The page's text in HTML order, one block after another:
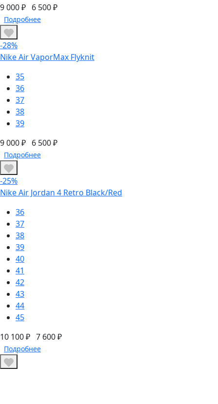
9 000 ₽ 6 500 ₽
Подробнее
-28%
Nike Air VaporMax Flyknit
35
36
37
38
39
9 000 ₽ 6 500 ₽
Подробнее
-25%
Nike Air Jordan 4 Retro Black/Red
36
37
38
39
40
41
42
43
44
45
10 100 ₽ 7 600 ₽
Подробнее